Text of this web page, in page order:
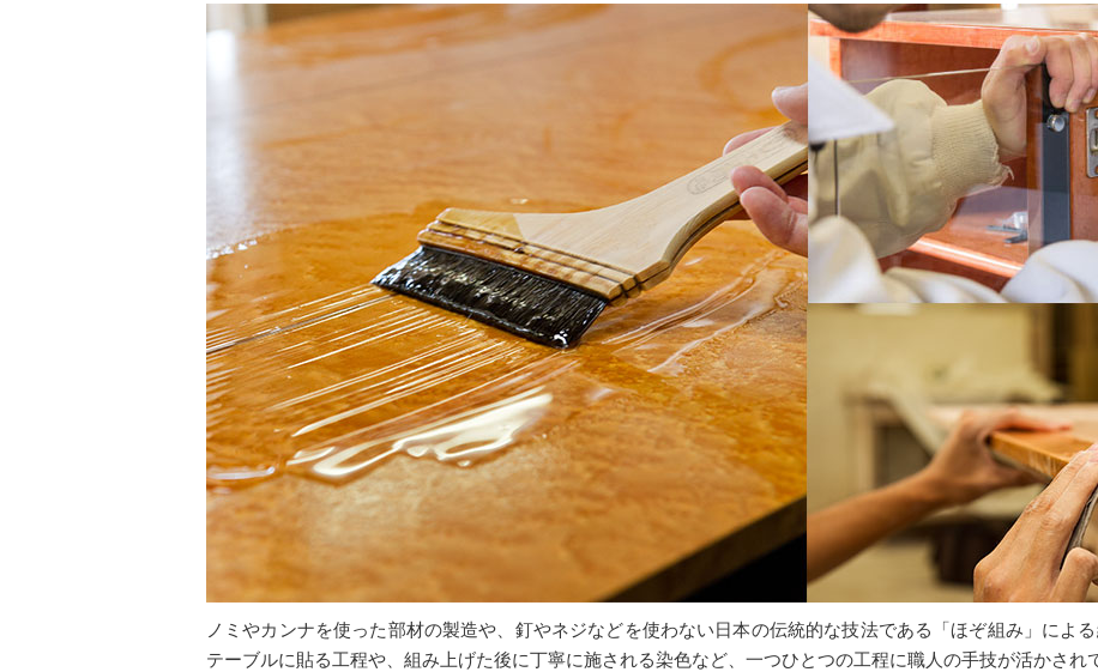
ノミやカンナを使った部材の製造や、釘やネジなどを使わない日本の伝統的な技法である「ほぞ組み」によ
テーブルに貼る工程や、組み上げた後に丁寧に施される染色など、一つひとつの工程に職人の手技が活かされ